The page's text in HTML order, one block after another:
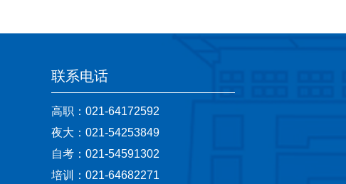
联系电话
高职：021-64172592
夜大：021-54253849
自考：021-54591302
培训：021-64682271